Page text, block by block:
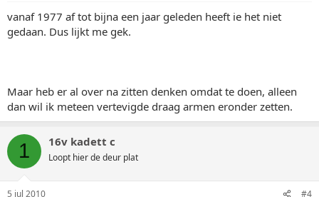
vanaf 1977 af tot bijna een jaar geleden heeft ie het niet
gedaan. Dus lijkt me gek.
Maar heb er al over na zitten denken omdat te doen, alleen
dan wil ik meteen vertevigde draag armen eronder zetten.
1 16v kadett c
Loopt hier de deur plat
5 jul 2010 #4